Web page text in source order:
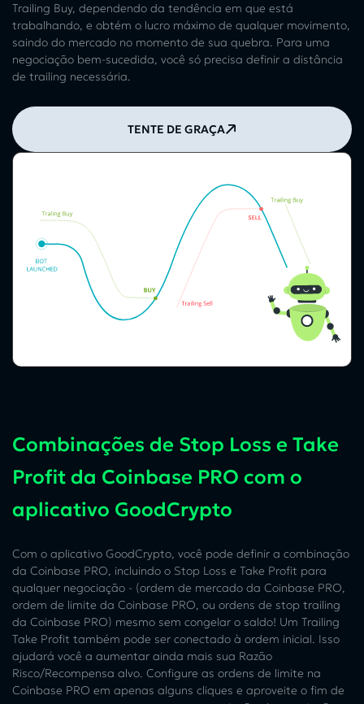
Trailing Buy, dependendo da tendência em que está
trabalhando, e obtém o lucro máximo de qualquer movimento,
saindo do mercado no momento de sua quebra. Para uma
negociação bem-sucedida, você só precisa definir a distância
de trailing necessária.
TENTE DE GRAÇA
Combinações de Stop Loss e Take
Profit da Coinbase PRO com o
aplicativo GoodCrypto
Com o aplicativo GoodCrypto, você pode definir a combinação
da Coinbase PRO, incluindo o Stop Loss e Take Profit para
qualquer negociação - (ordem de mercado da Coinbase PRO,
ordem de limite da Coinbase PRO, ou ordens de stop trailing
da Coinbase PRO) mesmo sem congelar o saldo! Um Trailing
Take Profit também pode ser conectado à ordem inicial. Isso
ajudará você a aumentar ainda mais sua Razão
Risco/Recompensa alvo. Configure as ordens de limite na
Coinbase PRO em apenas alguns cliques e aproveite o fim de